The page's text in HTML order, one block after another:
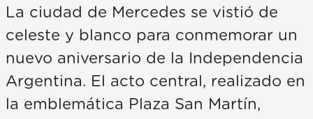
La ciudad de Mercedes se vistió de
celeste y blanco para conmemorar un
nuevo aniversario de la Independencia
Argentina. El acto central, realizado en
la emblemática Plaza San Martín,